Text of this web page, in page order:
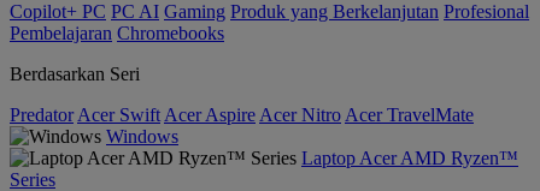
Copilot+ PC PC AI Gaming Produk yang Berkelanjutan Profesional
Pembelajaran Chromebooks
Berdasarkan Seri
Predator Acer Swift Acer Aspire Acer Nitro Acer TravelMate
Windows
Laptop Acer AMD Ryzen™
Series